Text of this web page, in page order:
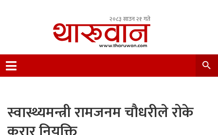
२०८३ साउन २१ गते
Nepal.
स्वास्थ्यमन्त्री रामजनम चाैधरीले रोके